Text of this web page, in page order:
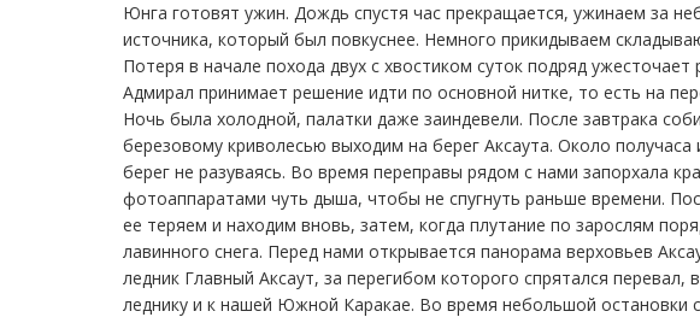
Юнга готовят ужин. Дождь спустя час прекращается, ужинаем за
источника, который был повкуснее. Немного прикидываем
Потеря в начале похода двух с хвостиком суток подряд
Адмирал принимает решение идти по основной нитке, то есть на
Ночь была холодной, палатки даже заиндевели. После завтрака
березовому криволесью выходим на берег Аксаута. Около
берег не разуваясь. Во время переправы рядом с нами запорхала
фотоаппаратами чуть дыша, чтобы не спугнуть раньше времени.
ее теряем и находим вновь, затем, когда плутание по зарослям
лавинного снега. Перед нами открывается панорама верховьев
ледник Главный Аксаут, за перегибом которого спрятался
леднику и к нашей Южной Каракае. Во время небольшой остановки